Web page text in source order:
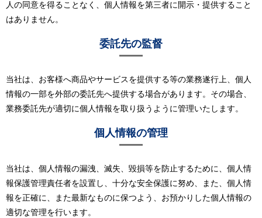
人の同意を得ることなく、個人情報を第三者に開示・提供すること
はありません。
委託先の監督
当社は、お客様へ商品やサービスを提供する等の業務遂行上、個人
情報の一部を外部の委託先へ提供する場合があります。その場合、
業務委託先が適切に個人情報を取り扱うように管理いたします。
個人情報の管理
当社は、個人情報の漏洩、滅失、毀損等を防止するために、個人情
報保護管理責任者を設置し、十分な安全保護に努め、また、個人情
報を正確に、また最新なものに保つよう、お預かりした個人情報の
適切な管理を行います。